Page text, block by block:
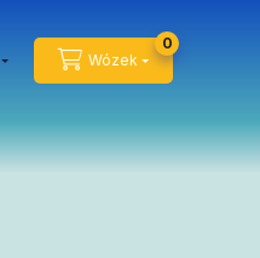
Wózek
0